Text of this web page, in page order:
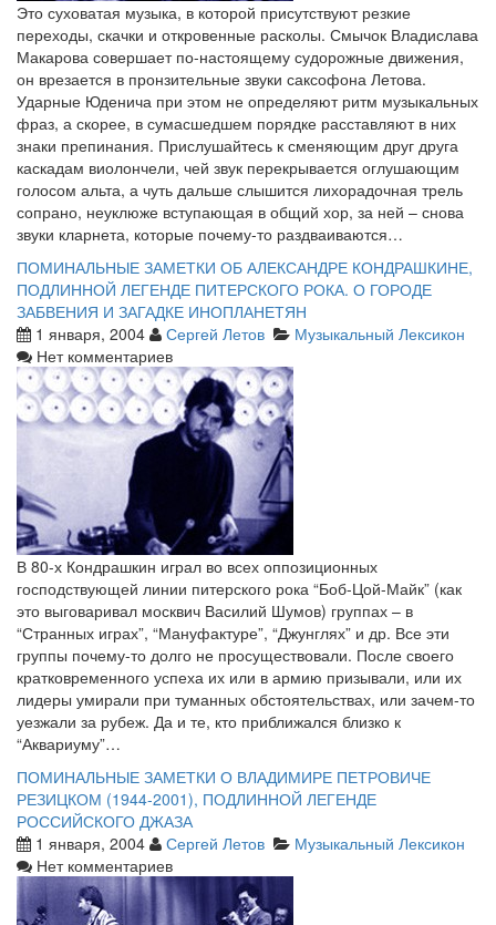
Это суховатая музыка, в которой присутствуют резкие
переходы, скачки и откровенные расколы. Смычок Владислава
Макарова совершает по-настоящему судорожные движения,
он врезается в пронзительные звуки саксофона Летова.
Ударные Юденича при этом не определяют ритм музыкальных
фраз, а скорее, в сумасшедшем порядке расставляют в них
знаки препинания. Прислушайтесь к сменяющим друг друга
каскадам виолончели, чей звук перекрывается оглушающим
голосом альта, а чуть дальше слышится лихорадочная трель
сопрано, неуклюже вступающая в общий хор, за ней – снова
звуки кларнета, которые почему-то раздваиваются…
ПОМИНАЛЬНЫЕ ЗАМЕТКИ ОБ АЛЕКСАНДРЕ КОНДРАШКИНЕ,
ПОДЛИННОЙ ЛЕГЕНДЕ ПИТЕРСКОГО РОКА. О ГОРОДЕ
ЗАБВЕНИЯ И ЗАГАДКЕ ИНОПЛАНЕТЯН
1 января, 2004
Сергей Летов
Музыкальный Лексикон
Нет комментариев
В 80-х Кондрашкин играл во всех оппозиционных
господствующей линии питерского рока “Боб-Цой-Майк” (как
это выговаривал москвич Василий Шумов) группах – в
“Странных играх”, “Мануфактуре”, “Джунглях” и др. Все эти
группы почему-то долго не просуществовали. После своего
кратковременного успеха их или в армию призывали, или их
лидеры умирали при туманных обстоятельствах, или зачем-то
уезжали за рубеж. Да и те, кто приближался близко к
“Аквариуму”…
ПОМИНАЛЬНЫЕ ЗАМЕТКИ О ВЛАДИМИРЕ ПЕТРОВИЧЕ
РЕЗИЦКОМ (1944-2001), ПОДЛИННОЙ ЛЕГЕНДЕ
РОССИЙСКОГО ДЖАЗА
1 января, 2004
Сергей Летов
Музыкальный Лексикон
Нет комментариев